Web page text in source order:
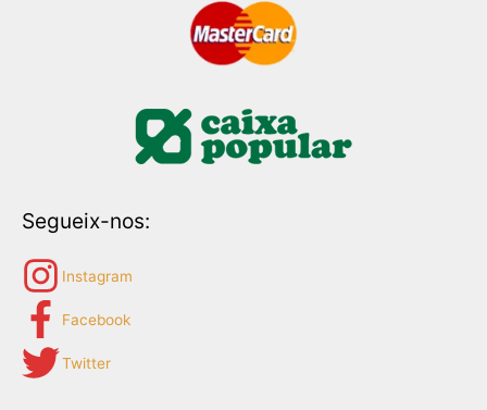
Segueix-nos:
Instagram
Facebook
Twitter